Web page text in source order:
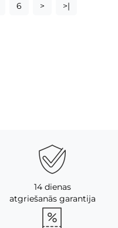
6 > >|
14 dienas
atgriešanās garantija